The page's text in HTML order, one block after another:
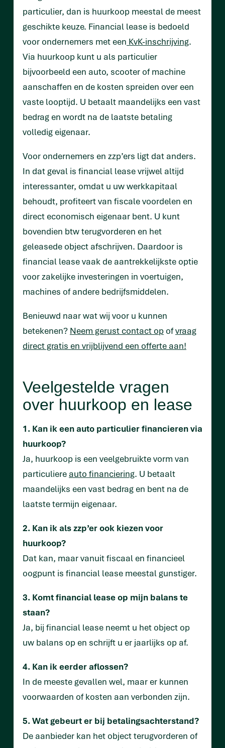
particulier, dan is huurkoop meestal de meest
geschikte keuze. Financial lease is bedoeld
voor ondernemers met een KvK-inschrijving.
Via huurkoop kunt u als particulier
bijvoorbeeld een auto, scooter of machine
aanschaffen en de kosten spreiden over een
vaste looptijd. U betaalt maandelijks een vast
bedrag en wordt na de laatste betaling
volledig eigenaar.
Voor ondernemers en zzp’ers ligt dat anders.
In dat geval is financial lease vrijwel altijd
interessanter, omdat u uw werkkapitaal
behoudt, profiteert van fiscale voordelen en
direct economisch eigenaar bent. U kunt
bovendien btw terugvorderen en het
geleasede object afschrijven. Daardoor is
financial lease vaak de aantrekkelijkste optie
voor zakelijke investeringen in voertuigen,
machines of andere bedrijfsmiddelen.
Benieuwd naar wat wij voor u kunnen
betekenen? Neem gerust contact op ofvraag
direct gratis en vrijblijvend een offerte aan!
Veelgestelde vragen
over huurkoop en lease
1. Kan ik een auto particulier financieren via
huurkoop?
Ja, huurkoop is een veelgebruikte vorm van
particuliere auto financiering. U betaalt
maandelijks een vast bedrag en bent na de
laatste termijn eigenaar.
2. Kan ik als zzp’er ook kiezen voor
huurkoop?
Dat kan, maar vanuit fiscaal en financieel
oogpunt is financial lease meestal gunstiger.
3. Komt financial lease op mijn balans te
staan?
Ja, bij financial lease neemt u het object op
uw balans op en schrijft u er jaarlijks op af.
4. Kan ik eerder aflossen?
In de meeste gevallen wel, maar er kunnen
voorwaarden of kosten aan verbonden zijn.
5. Wat gebeurt er bij betalingsachterstand?
De aanbieder kan het object terugvorderen of